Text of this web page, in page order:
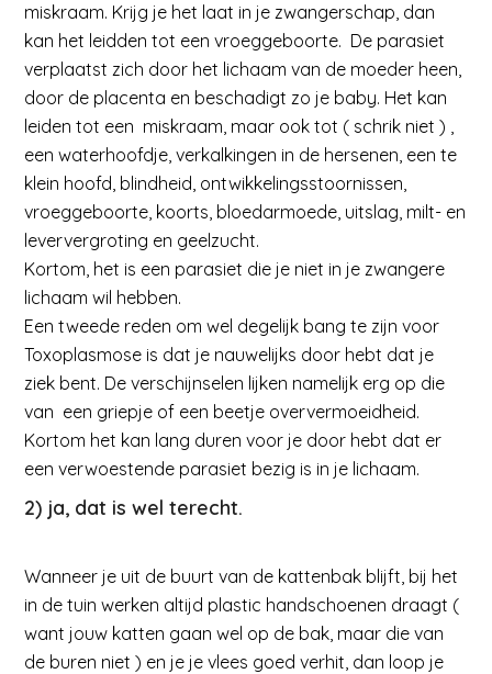
miskraam. Krijg je het laat in je zwangerschap, dan
kan het leidden tot een vroeggeboorte. De parasiet
verplaatst zich door het lichaam van de moeder heen,
door de placenta en beschadigt zo je baby. Het kan
leiden tot een miskraam, maar ook tot ( schrik niet ) ,
een waterhoofdje, verkalkingen in de hersenen, een te
klein hoofd, blindheid, ontwikkelingsstoornissen,
vroeggeboorte, koorts, bloedarmoede, uitslag, milt- en
leververgroting en geelzucht.
Kortom, het is een parasiet die je niet in je zwangere
lichaam wil hebben.
Een tweede reden om wel degelijk bang te zijn voor
Toxoplasmose is dat je nauwelijks door hebt dat je
ziek bent. De verschijnselen lijken namelijk erg op die
van een griepje of een beetje oververmoeidheid.
Kortom het kan lang duren voor je door hebt dat er
een verwoestende parasiet bezig is in je lichaam.
2) ja, dat is wel terecht.
Wanneer je uit de buurt van de kattenbak blijft, bij het
in de tuin werken altijd plastic handschoenen draagt (
want jouw katten gaan wel op de bak, maar die van
de buren niet ) en je je vlees goed verhit, dan loop je